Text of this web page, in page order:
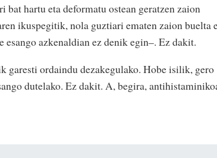
hartu eta deformatu ostean geratzen zaion
ikuspegitik, nola guztiari ematen zaion buelta
esango azkenaldian ez denik egin–. Ez dakit.
garesti ordaindu dezakegulako. Hobe isilik, gero
dutelako. Ez dakit. A, begira,